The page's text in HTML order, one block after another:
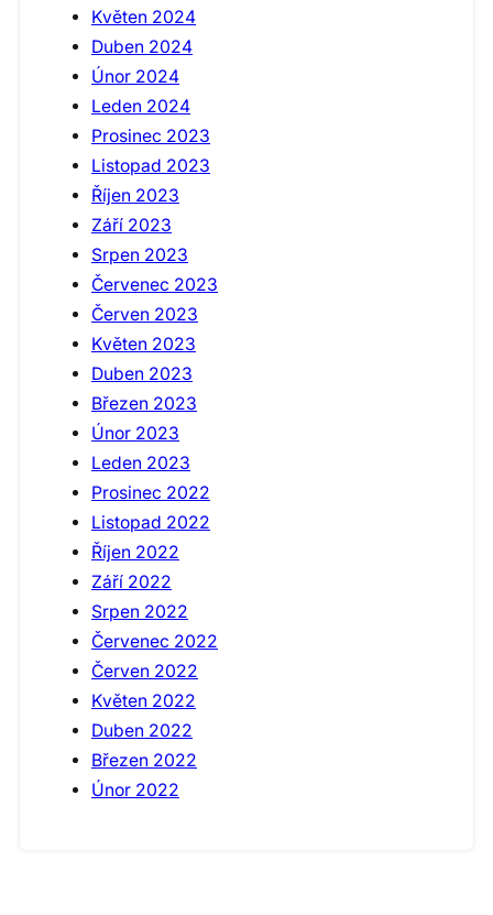
Květen 2024
Duben 2024
Únor 2024
Leden 2024
Prosinec 2023
Listopad 2023
Říjen 2023
Září 2023
Srpen 2023
Červenec 2023
Červen 2023
Květen 2023
Duben 2023
Březen 2023
Únor 2023
Leden 2023
Prosinec 2022
Listopad 2022
Říjen 2022
Září 2022
Srpen 2022
Červenec 2022
Červen 2022
Květen 2022
Duben 2022
Březen 2022
Únor 2022